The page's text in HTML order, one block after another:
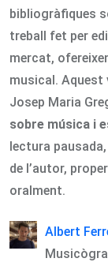
bibliogràfiques
treball fet per
mercat,
musical. Aquest
Josep Maria
sobre música i
lectura
de l’autor,
oralment.
Albert